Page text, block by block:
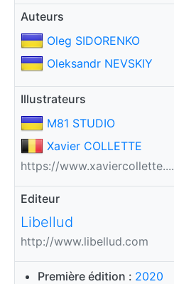
Auteurs
Oleg SIDORENKO
Oleksandr NEVSKIY
Illustrateurs
M81 STUDIO
Xavier COLLETTE
https://www.xaviercollette....
Editeur
Libellud
http://www.libellud.com
Première édition : 2020